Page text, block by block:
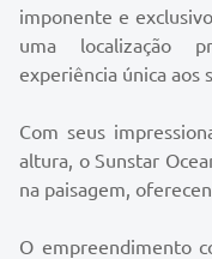
imponente e
uma localização
experiência única aos
Com seus
altura, o Sunstar
na paisagem,
O empreendimento